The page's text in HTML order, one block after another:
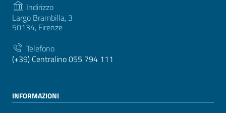
Indirizzo
Largo Brambilla, 3
50134, Firenze
Telefono
(+39) Centralino 055 794 111
INFORMAZIONI